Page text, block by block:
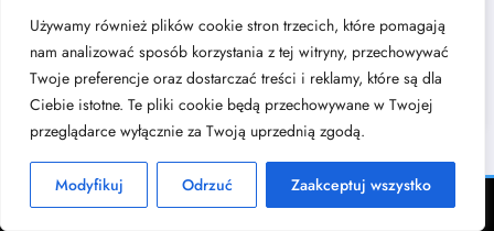
Używamy również plików cookie stron trzecich, które pomagają
nam analizować sposób korzystania z tej witryny, przechowywać
Twoje preferencje oraz dostarczać treści i reklamy, które są dla
Ciebie istotne. Te pliki cookie będą przechowywane w Twojej
przeglądarce wyłącznie za Twoją uprzednią zgodą.
Modyfikuj Odrzuć Zaakceptuj wszystko
Cichy luksus w architekturze wnętrz: poszukiwanie harmonii w świecie
nadmiaru bodźców
Modne wykończenia wnętrz – czy posadzki żywiczne to dobry
wybór?
Jadalnia w salonie – jak wybrać stół i gdzie go ustawić?
Kontakt Regulamin Polityka prywatności